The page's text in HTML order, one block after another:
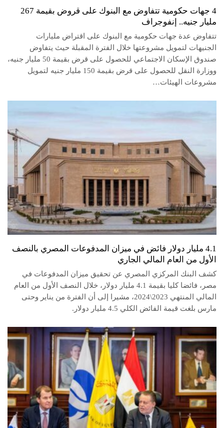
4 جهات حكومية تتفاوض مع البنوك على قروض بقيمة 267
مليار جنيه.. إنفوجراف
تتفاوض عدة جهات حكومية مع البنوك على اقتراض مليارات
الجنيهات لتمويل مشروعتها خلال الفترة المقبلة حيث يتفاوض
صندوق الإسكان الاجتماعي للحصول على قرض بقيمة 50 مليار جنيه،
ووزارة النقل للحصول على قرض بقيمة 150 مليار جنيه لتمويل
مشروعات الهيئات…
4.1 مليار دولار فائض في ميزان المدفوعات المصري بالنصف
الأول من العام المالي الجاري
كشف البنك المركزي المصري عن تحقيق ميزان المدفوعات في
مصر، فائضا كليا بقيمة 4.1 مليار دولار، خلال النصف الأول من العام
المالي المنتهي 2023\2024، مشيرا إلى أن الفترة من يناير وحتى
مارس بلغت قيمة الفائض الكلي 4.5 مليار دولار.